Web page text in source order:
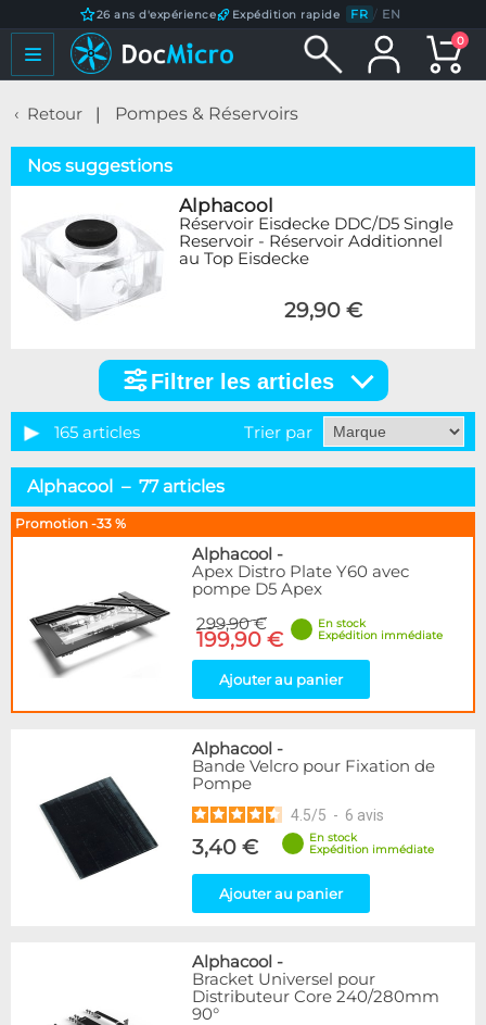
26 ans d'expérience Expédition rapide FR / EN
0
Retour Pompes & Réservoirs
Nos suggestions
Alphacool
Réservoir Eisdecke DDC/D5 Single
Reservoir - Réservoir Additionnel
au Top Eisdecke
29,90 €
articles
Catégorie
Pompes D5 & DDC
Pompes Autres
Combos Réservoir+Pompe
28
Distributeurs
29
Top & Accessoires
50
Marque
DocMicro
1
1
Eheim
EK Water Blocks
20
Innovatek
KooLance
Laing
Disponibilité / Promotions
Articles en promotions
Filtrer les articles
165 articles Trier par
Alphacool – 77 articles
Promotion -33 %
Alphacool -
Apex Distro Plate Y60 avec
pompe D5 Apex
299,90 €
199,90 €
En stock
Expédition immédiate
Ajouter au panier
Alphacool -
Bande Velcro pour Fixation de
Pompe
4.5/5 - 6 avis
3,40 €
En stock
Expédition immédiate
Ajouter au panier
Alphacool -
Bracket Universel pour
Distributeur Core 240/280mm
90°